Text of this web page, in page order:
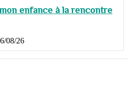
enfance à la rencontre
08/26